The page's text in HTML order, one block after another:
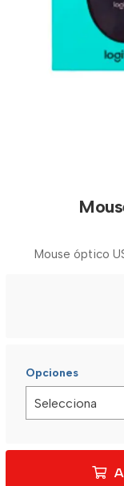
Mouse óptico
Opciones